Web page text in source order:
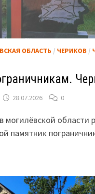
ОБЛАСТЬ / ЧЕРИКОВ /
28.07.2026 0
могилёвской области
памятник